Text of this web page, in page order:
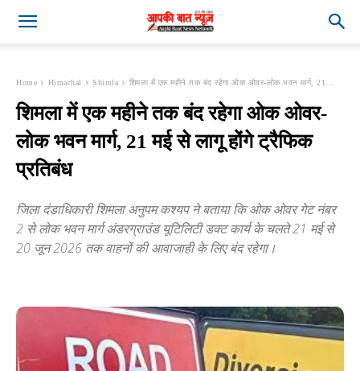
Home Himachal Shimla शिमला में एक महीने तक बंद रहेगा ओक ओवर-लोक भवन मार्ग, 21...
शिमला में एक महीने तक बंद रहेगा ओक ओवर-
लोक भवन मार्ग, 21 मई से लागू होंगे ट्रैफिक
प्रतिबंध
जिला दंडाधिकारी शिमला अनुपम कश्यप ने बताया कि ओक ओवर गेट नंबर
2 से लोक भवन मार्ग अंडरग्राउंड यूटिलिटी डक्ट कार्य के चलते 21 मई से
20 जून 2026 तक वाहनों की आवाजाही के लिए बंद रहेगा।